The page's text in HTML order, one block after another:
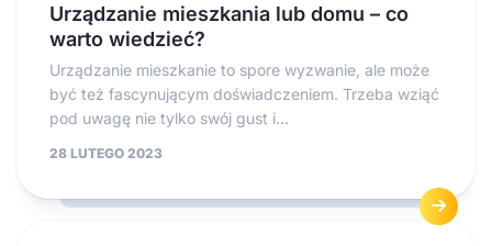
Urządzanie mieszkania lub domu – co
warto wiedzieć?
Urządzanie mieszkanie to spore wyzwanie, ale może
być też fascynującym doświadczeniem. Trzeba wziąć
pod uwagę nie tylko swój gust i...
28 LUTEGO 2023